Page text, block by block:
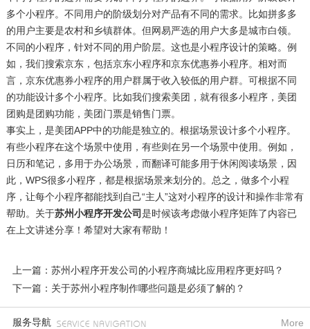
多个小程序。不同用户的阶级划分对产品有不同的需求。比如拼多多
的用户主要是农村和乡镇群体。但网易严选的用户大多是城市白领。
不同的小程序，针对不同的用户阶层。这也是小程序设计的策略。例
如，我们搜索京东，包括京东小程序和京东优惠券小程序。相对而
言，京东优惠券小程序的用户群属于收入较低的用户群。可根据不同
的功能设计多个小程序。比如我们搜索美团，就有很多小程序，美团
团购是团购功能，美团门票是销售门票。
事实上，是美团APP中的功能是独立的。根据场景设计多个小程序。
有些小程序在这个场景中使用，有些则在另一个场景中使用。例如，
日历和笔记，多用于办公场景，而翻译可能多用于休闲阅读场景，因
此，WPS很多小程序，都是根据场景来划分的。总之，做多个小程
序，让每个小程序都能找到自己“主人”这对小程序的设计和操作非常有
帮助。关于苏州小程序开发公司是时候该考虑做小程序矩阵了内容已
在上文讲述分享！希望对大家有帮助！
上一篇：苏州小程序开发公司的小程序商城比应用程序更好吗？
下一篇：关于苏州小程序制作哪些问题是必须了解的？
服务导航 More